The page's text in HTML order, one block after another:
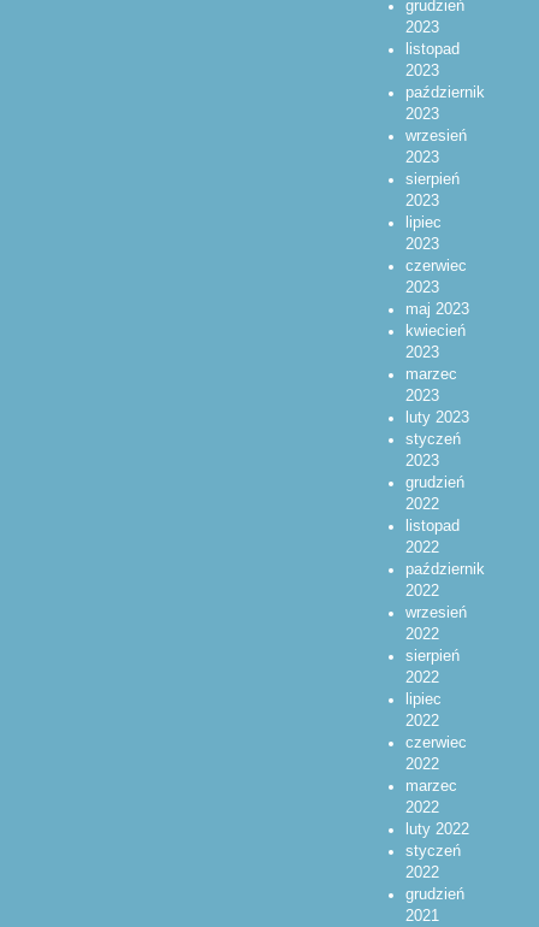
grudzień
2023
listopad
2023
październik
2023
wrzesień
2023
sierpień
2023
lipiec
2023
czerwiec
2023
maj 2023
kwiecień
2023
marzec
2023
luty 2023
styczeń
2023
grudzień
2022
listopad
2022
październik
2022
wrzesień
2022
sierpień
2022
lipiec
2022
czerwiec
2022
marzec
2022
luty 2022
styczeń
2022
grudzień
2021